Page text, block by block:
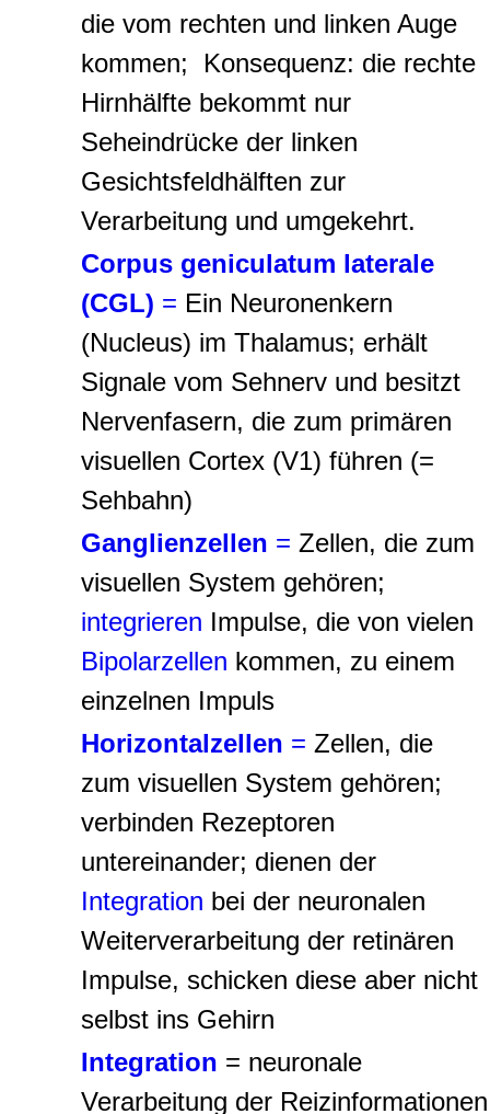
die vom rechten und linken Auge
kommen; Konsequenz: die rechte
Hirnhälfte bekommt nur
Seheindrücke der linken
Gesichtsfeldhälften zur
Verarbeitung und umgekehrt.
Corpus geniculatum laterale
(CGL) = Ein Neuronenkern
(Nucleus) im Thalamus; erhält
Signale vom Sehnerv und besitzt
Nervenfasern, die zum primären
visuellen Cortex (V1) führen (=
Sehbahn)
Ganglienzellen = Zellen, die zum
visuellen System gehören;
integrieren Impulse, die von vielen
Bipolarzellen kommen, zu einem
einzelnen Impuls
Horizontalzellen = Zellen, die
zum visuellen System gehören;
verbinden Rezeptoren
untereinander; dienen der
Integration bei der neuronalen
Weiterverarbeitung der retinären
Impulse, schicken diese aber nicht
selbst ins Gehirn
Integration = neuronale
Verarbeitung der Reizinformationen